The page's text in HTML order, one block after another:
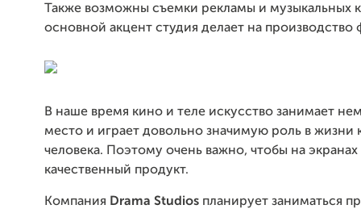
Также возможны съемки рекламы и музыкальных
основной акцент студия делает на производство
В наше время кино и теле искусство занимает
место и играет довольно значимую роль в жизни
человека. Поэтому очень важно, чтобы на экранах
качественный продукт.
Компания Drama Studios планирует заниматься